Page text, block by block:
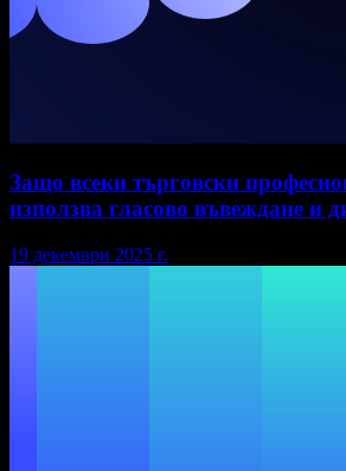
Защо всеки търговски
използва гласово въвеждане и
19 декември 2025 г.